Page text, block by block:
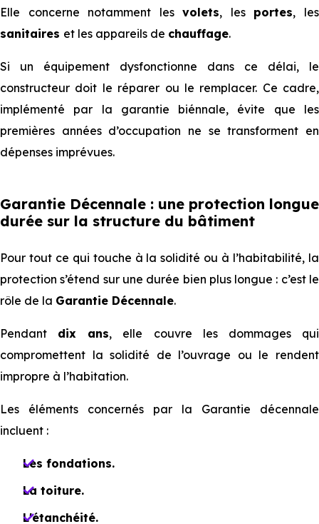
Elle concerne notamment lesvolets, les portes, les
sanitaires et les appareils de chauffage.
Si un équipement dysfonctionne dans ce délai, le
constructeur doit le réparer ou le remplacer. Ce cadre,
implémenté par la garantie biénnale, évite que les
premières années d’occupation ne se transforment en
dépenses imprévues.
Garantie Décennale : une protection longue
durée sur la structure du bâtiment
Pour tout ce qui touche à la solidité ou à l’habitabilité, la
protection s’étend sur une durée bien plus longue : c’est le
rôle de la Garantie Décennale.
Pendant dix ans, elle couvre les dommages qui
compromettent la solidité de l’ouvrage ou le rendent
impropre à l’habitation.
Les éléments concernés par la Garantie décennale
incluent :
Les fondations.
La toiture.
L'étanchéité.